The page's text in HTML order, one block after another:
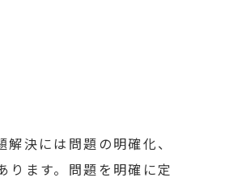
決には問題の明確化、
ります。問題を明確に定